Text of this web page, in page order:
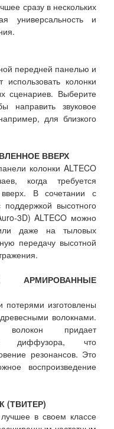
сразу в нескольких
универсальность и
передней панелью и
колонки
сценариев. Выберите
направить звуковое
для близкого
ВВЕРХ
колонки ALTECO
когда требуется
вверх. В сочетании с
высотного
3D) ALTECO можно
даже на тыловых
передачу высотной
АРМИРОВАННЫЕ
изготовлены
волокнами.
волокон придает
диффузора, что
резонансов. Это
воспроизведение
(ТВИТЕР)
в своем классе